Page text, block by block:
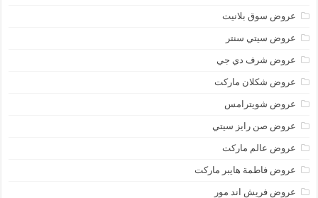
عروض سوق بلانيت
عروض سيتي سنتر
عروض شرف دي جي
عروض شكلان ماركت
عروض شويترامس
عروض صن رايز سيتي
عروض عالم ماركت
عروض فاطمة هايبر ماركت
عروض فريش اند مور